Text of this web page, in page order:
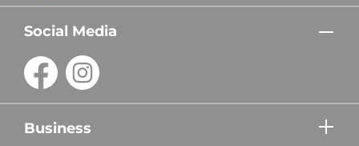
Social Media
Business